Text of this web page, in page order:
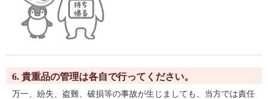
6. 貴重品の管理は各自で行ってください。
万一、紛失、盗難、破損等の事故が生じましても、当方では責任